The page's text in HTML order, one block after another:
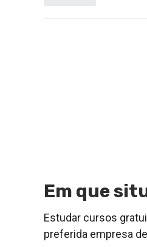
Em que
Estudar cursos
preferida empresa